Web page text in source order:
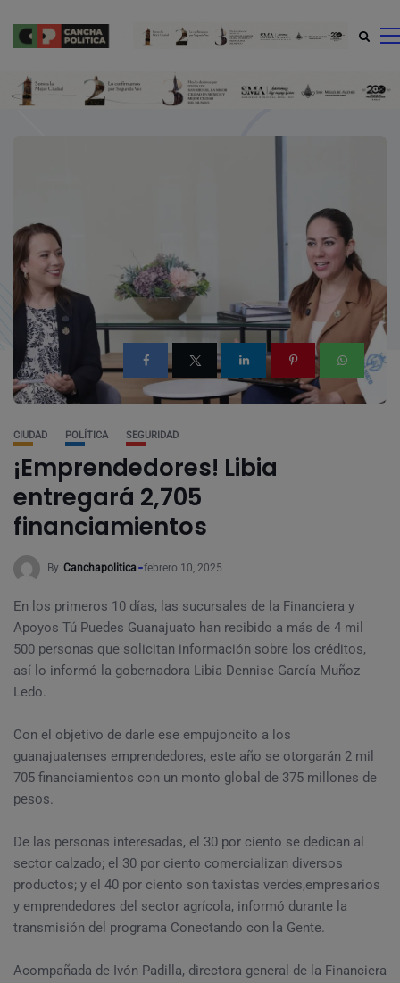
CIUDAD POLÍTICA SEGURIDAD
¡Emprendedores! Libia
entregará 2,705
financiamientos
By Canchapolitica febrero 10, 2025
En los primeros 10 días, las sucursales de la Financiera y
Apoyos Tú Puedes Guanajuato han recibido a más de 4 mil
500 personas que solicitan información sobre los créditos,
así lo informó la gobernadora Libia Dennise García Muñoz
Ledo.
Con el objetivo de darle ese empujoncito a los
guanajuatenses emprendedores, este año se otorgarán 2 mil
705 financiamientos con un monto global de 375 millones de
pesos.
De las personas interesadas, el 30 por ciento se dedican al
sector calzado; el 30 por ciento comercializan diversos
productos; y el 40 por ciento son taxistas verdes,empresarios
y emprendedores del sector agrícola, informó durante la
transmisión del programa Conectando con la Gente.
Acompañada de Ivón Padilla, directora general de la Financiera